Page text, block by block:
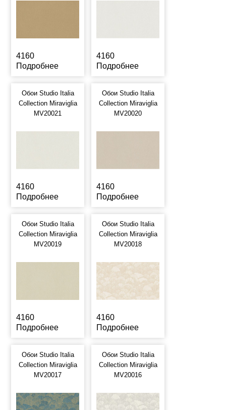
4160
Подробнее
4160
Подробнее
Обои Studio Italia
Collection Miraviglia
MV20021
4160
Подробнее
Обои Studio Italia
Collection Miraviglia
MV20020
4160
Подробнее
Обои Studio Italia
Collection Miraviglia
MV20019
4160
Подробнее
Обои Studio Italia
Collection Miraviglia
MV20018
4160
Подробнее
Обои Studio Italia
Collection Miraviglia
MV20017
Обои Studio Italia
Collection Miraviglia
MV20016